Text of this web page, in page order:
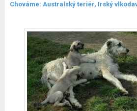
Chováme: Australský teriér, Irský